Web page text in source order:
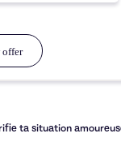
offer
ta situation